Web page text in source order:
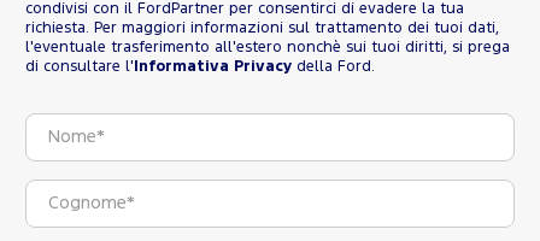
condivisi con il FordPartner per consentirci di evadere la tua
richiesta. Per maggiori informazioni sul trattamento dei tuoi dati,
l'eventuale trasferimento all'estero nonchè sui tuoi diritti, si prega
di consultare l' Informativa Privacy della Ford.